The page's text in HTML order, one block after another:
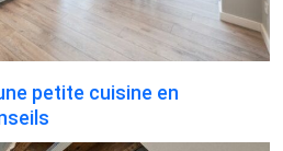
petite cuisine en